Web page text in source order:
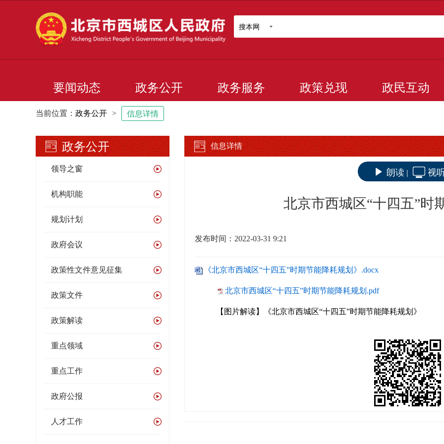
搜本网
要闻动态 政务公开 政务服务 政策兑现 政民互动
当前位置： 政务公开 > 信息详情
政务公开
领导之窗
机构职能
规划计划
政府会议
政策性文件意见征集
政策文件
政策解读
重点领域
重点工作
政府公报
人才工作
信息详情
朗读 | 视
北京市西城区“十四五”时
发布时间：2022-03-31 9:21
《北京市西城区“十四五”时期节能降耗规划》.docx
北京市西城区“十四五”时期节能降耗规划.pdf
【图片解读】《北京市西城区“十四五”时期节能降耗规划》